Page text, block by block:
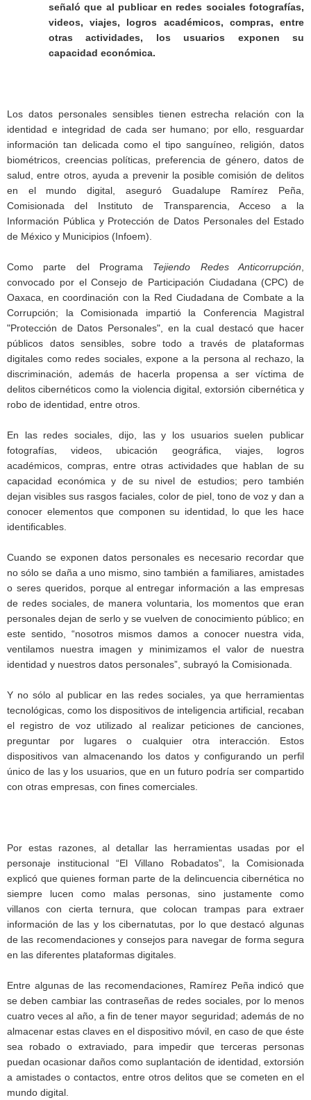
señaló que al publicar en redes sociales fotografías,
videos, viajes, logros académicos, compras, entre
otras actividades, los usuarios exponen su
capacidad económica.
Los datos personales sensibles tienen estrecha relación con la
identidad e integridad de cada ser humano; por ello, resguardar
información tan delicada como el tipo sanguíneo, religión, datos
biométricos, creencias políticas, preferencia de género, datos de
salud, entre otros, ayuda a prevenir la posible comisión de delitos
en el mundo digital, aseguró Guadalupe Ramírez Peña,
Comisionada del Instituto de Transparencia, Acceso a la
Información Pública y Protección de Datos Personales del Estado
de México y Municipios (Infoem).
Como parte del Programa Tejiendo Redes Anticorrupción
convocado por el Consejo de Participación Ciudadana (CPC) de
Oaxaca, en coordinación con la Red Ciudadana de Combate a la
Corrupción; la Comisionada impartió la Conferencia Magistral
"Protección de Datos Personales", en la cual destacó que hacer
públicos datos sensibles, sobre todo a través de plataformas
digitales como redes sociales, expone a la persona al rechazo, la
discriminación, además de hacerla propensa a ser víctima de
delitos cibernéticos como la violencia digital, extorsión cibernética y
robo de identidad, entre otros.
En las redes sociales, dijo, las y los usuarios suelen publicar
fotografías, videos, ubicación geográfica, viajes, logros
académicos, compras, entre otras actividades que hablan de su
capacidad económica y de su nivel de estudios; pero también
dejan visibles sus rasgos faciales, color de piel, tono de voz y dan a
conocer elementos que componen su identidad, lo que les hace
identificables.
Cuando se exponen datos personales es necesario recordar que
no sólo se daña a uno mismo, sino también a familiares, amistades
o seres queridos, porque al entregar información a las empresas
de redes sociales, de manera voluntaria, los momentos que eran
personales dejan de serlo y se vuelven de conocimiento público; en
este sentido, “nosotros mismos damos a conocer nuestra vida,
ventilamos nuestra imagen y minimizamos el valor de nuestra
identidad y nuestros datos personales”, subrayó la Comisionada.
Y no sólo al publicar en las redes sociales, ya que herramientas
tecnológicas, como los dispositivos de inteligencia artificial, recaban
el registro de voz utilizado al realizar peticiones de canciones,
preguntar por lugares o cualquier otra interacción. Estos
dispositivos van almacenando los datos y configurando un perfil
único de las y los usuarios, que en un futuro podría ser compartido
con otras empresas, con fines comerciales.
Por estas razones, al detallar las herramientas usadas por el
personaje institucional “El Villano Robadatos”, la Comisionada
explicó que quienes forman parte de la delincuencia cibernética no
siempre lucen como malas personas, sino justamente como
villanos con cierta ternura, que colocan trampas para extraer
información de las y los cibernatutas, por lo que destacó algunas
de las recomendaciones y consejos para navegar de forma segura
en las diferentes plataformas digitales.
Entre algunas de las recomendaciones, Ramírez Peña indicó que
se deben cambiar las contraseñas de redes sociales, por lo menos
cuatro veces al año, a fin de tener mayor seguridad; además de no
almacenar estas claves en el dispositivo móvil, en caso de que éste
sea robado o extraviado, para impedir que terceras personas
puedan ocasionar daños como suplantación de identidad, extorsión
a amistades o contactos, entre otros delitos que se cometen en el
mundo digital.